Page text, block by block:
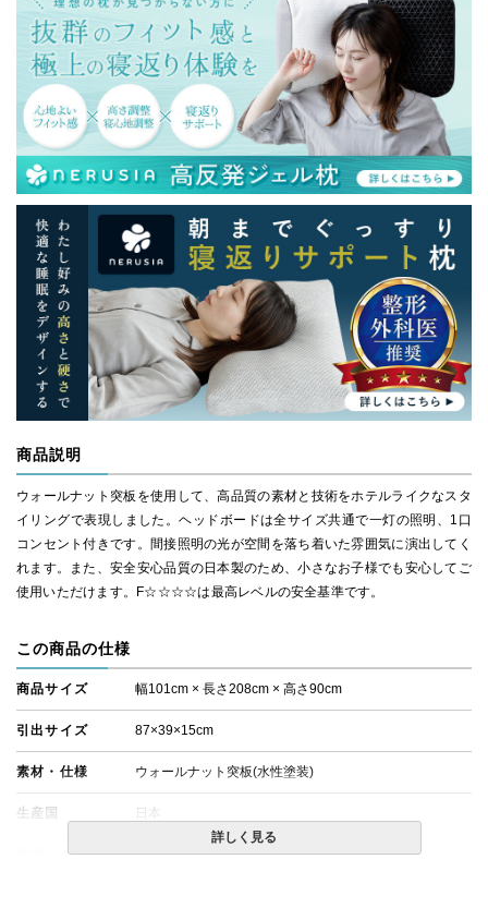
商品説明
ウォールナット突板を使用して、高品質の素材と技術をホテルライクなスタ
イリングで表現しました。ヘッドボードは全サイズ共通で一灯の照明、1口
コンセント付きです。間接照明の光が空間を落ち着いた雰囲気に演出してく
れます。また、安全安心品質の日本製のため、小さなお子様でも安心してご
使用いただけます。F☆☆☆☆は最高レベルの安全基準です。
この商品の仕様
商品サイズ 幅101cm × 長さ208cm × 高さ90cm
引出サイズ 87×39×15cm
素材・仕様 ウォールナット突板(水性塗装)
生産国 日本
・ディープオーク（DEO）色もお取り扱いしておりま
詳しく見る